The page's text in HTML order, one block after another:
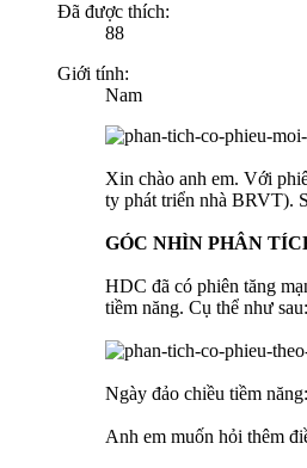
Đã được thích:
88
Giới tính:
Nam
Xin chào anh em. Với
ty phát triển nhà BRVT).
GÓC NHÌN PHÂN
HDC đã có phiên tăng
tiềm năng. Cụ thể như sau:
Ngày đảo chiều tiềm
Anh em muốn hỏi thêm